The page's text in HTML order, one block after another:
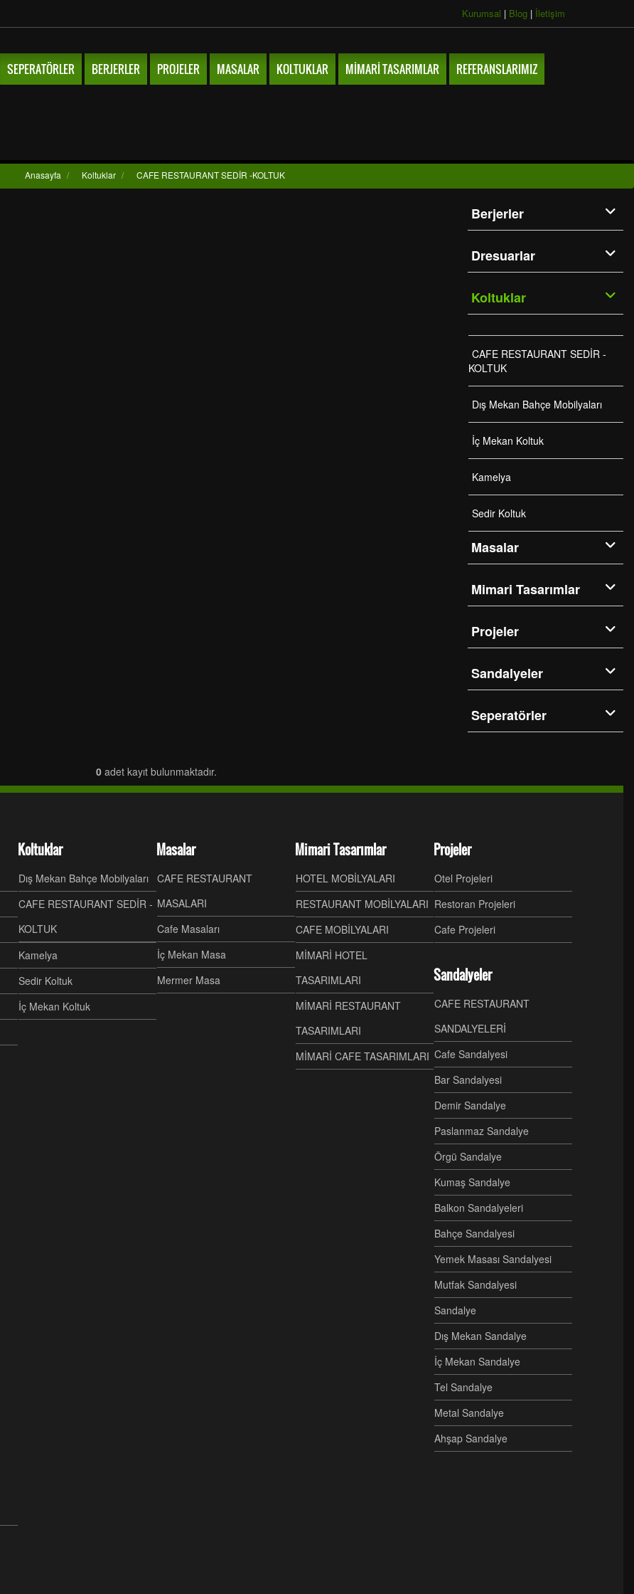
Kurumsal | Blog | İletişim
SEPERATÖRLER BERJERLER PROJELER MASALAR KOLTUKLAR MIMARI TASARIMLAR REFERANSLARIMIZ
Anasayfa / Koltuklar / CAFE RESTAURANT SEDİR -KOLTUK
Berjerler
Dresuarlar
Koltuklar
CAFE RESTAURANT SEDİR -
KOLTUK
Dış Mekan Bahçe Mobilyaları
İç Mekan Koltuk
Kamelya
Sedir Koltuk
Masalar
Mimari Tasarımlar
Projeler
Sandalyeler
Seperatörler
0 adet kayıt bulunmaktadır.
Koltuklar
Dış Mekan Bahçe Mobilyaları
CAFE RESTAURANT SEDİR -
KOLTUK
Kamelya
Sedir Koltuk
İç Mekan Koltuk
Masalar
CAFE RESTAURANT
MASALARI
Cafe Masaları
İç Mekan Masa
Mermer Masa
Mimari Tasarımlar
HOTEL MOBİLYALARI
RESTAURANT MOBİLYALARI
CAFE MOBİLYALARI
MİMARİ HOTEL
TASARIMLARI
MİMARİ RESTAURANT
TASARIMLARI
MİMARİ CAFE TASARIMLARI
Projeler
Otel Projeleri
Restoran Projeleri
Cafe Projeleri
Sandalyeler
CAFE RESTAURANT
SANDALYELERİ
Cafe Sandalyesi
Bar Sandalyesi
Demir Sandalye
Paslanmaz Sandalye
Örgü Sandalye
Kumaş Sandalye
Balkon Sandalyeleri
Bahçe Sandalyesi
Yemek Masası Sandalyesi
Mutfak Sandalyesi
Sandalye
Dış Mekan Sandalye
İç Mekan Sandalye
Tel Sandalye
Metal Sandalye
Ahşap Sandalye